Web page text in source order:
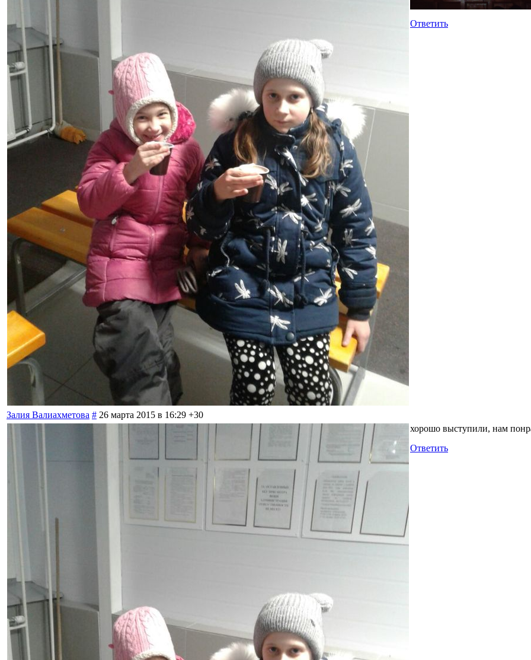
Ответить
Залия Валиахметова # 26 марта 2015 в 16:29 +30
хорошо выступили, нам
Ответить